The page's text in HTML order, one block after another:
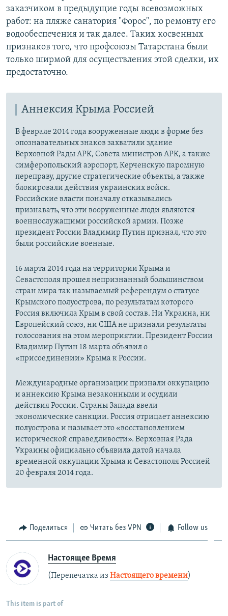
заказчиком в предыдущие годы всевозможных
работ: на пляже санатория "Форос", по ремонту его
водообеспечения и так далее. Таких косвенных
признаков того, что профсоюзы Татарстана были
только ширмой для осуществления этой сделки, их
предостаточно.
Аннексия Крыма Россией
В феврале 2014 года вооруженные люди в форме без
опознавательных знаков захватили здание
Верховной Рады АРК, Совета министров АРК, а также
симферопольский аэропорт, Керченскую паромную
переправу, другие стратегические объекты, а также
блокировали действия украинских войск.
Российские власти поначалу отказывались
признавать, что эти вооруженные люди являются
военнослужащими российской армии. Позже
президент России Владимир Путин признал, что это
были российские военные.
16 марта 2014 года на территории Крыма и
Севастополя прошел непризнанный большинством
стран мира так называемый референдум о статусе
Крымского полуострова, по результатам которого
Россия включила Крым в свой состав. Ни Украина, ни
Европейский союз, ни США не признали результаты
голосования на этом мероприятии. Президент России
Владимир Путин 18 марта объявил о
«присоединении» Крыма к России.
Международные организации признали оккупацию
и аннексию Крыма незаконными и осудили
действия России. Страны Запада ввели
экономические санкции. Россия отрицает аннексию
полуострова и называет это «восстановлением
исторической справедливости». Верховная Рада
Украины официально объявила датой начала
временной оккупации Крыма и Севастополя Россией
20 февраля 2014 года.
Поделиться Читать без VPN Follow us
Настоящее Время
(Перепечатка из Настоящего времени)
This item is part of